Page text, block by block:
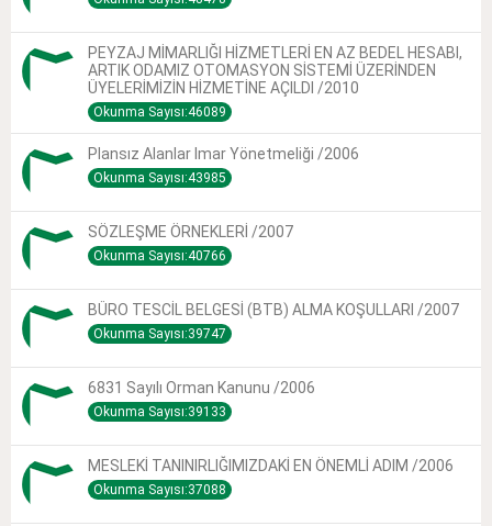
PEYZAJ MİMARLIĞI HİZMETLERİ EN AZ BEDEL HESABI,
ARTIK ODAMIZ OTOMASYON SİSTEMİ ÜZERİNDEN
ÜYELERİMİZİN HİZMETİNE AÇILDI /2010
Okunma Sayısı:46089
Plansız Alanlar Imar Yönetmeliği /2006
Okunma Sayısı:43985
SÖZLEŞME ÖRNEKLERİ /2007
Okunma Sayısı:40766
BÜRO TESCİL BELGESİ (BTB) ALMA KOŞULLARI /2007
Okunma Sayısı:39747
6831 Sayılı Orman Kanunu /2006
Okunma Sayısı:39133
MESLEKİ TANINIRLIĞIMIZDAKİ EN ÖNEMLİ ADIM /2006
Okunma Sayısı:37088